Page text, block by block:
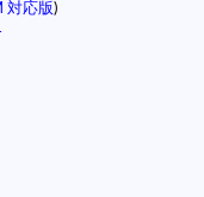
対応版)